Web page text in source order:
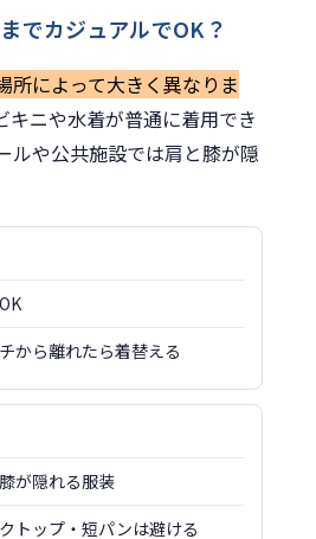
でカジュアルでOK？
所によって大きく異なりま
ニや水着が普通に着用でき
ルや公共施設では肩と膝が隠
から離れたら着替える
が隠れる服装
トップ・短パンは避ける